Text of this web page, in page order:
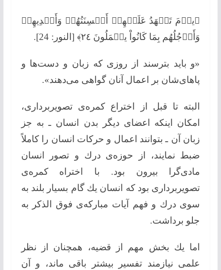
﴿یوۡمَ تَشۡهَدُ عَلَیۡهِمۡ أَلۡسِنَتُهُمۡ وَأَیۡدِیهِمۡ
وَأَرۡجُلُهُم بِمَا كَانُواْ یعۡمَلُونَ ٢٤﴾ [النور: 24].
«و باید بترسند از روزی كه زبان و دست‌ها و
پاهای‌شان بر اعمال آنان گواهی می‌دهند».
البته تا قبل از اختراع كمره‌ی تصویربرداری،
امكان اینکه اعضای دیگر بدن انسان ـ به جز
زبان آن ـ بتوانند اعمال و حركات انسان را كاملاً
ضبط نمایند، از حوزه‌ی درك و تصور انسان
مادی‌گرا بیرون بود. با اختراه كمره‌ی
تصویربرداری بود كه انسان یك گام بسیار بلند به
سوی درك و فهم آیات مباركه‌ی فوق الذكر به
جلو برداشت.
اما یك بخش مهم از قضیه، همچنان از نظر
علمی نیازمند تفسیر بیشتر باقی ماند، و آن